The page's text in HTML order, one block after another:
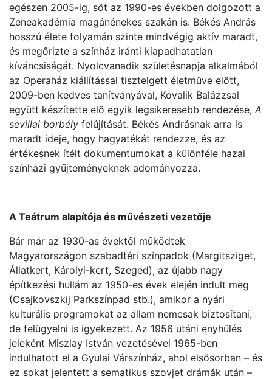
egészen 2005-ig, sőt az 1990-es években dolgozott a
Zeneakadémia magánénekes szakán is. Békés András
hosszú élete folyamán szinte mindvégig aktív maradt,
és megőrizte a színház iránti kiapadhatatlan
kíváncsiságát. Nyolcvanadik születésnapja alkalmából
az Operaház kiállítással tisztelgett életműve előtt,
2009-ben kedves tanítványával, Kovalik Balázzsal
együtt készítette elő egyik legsikeresebb rendezése, A
sevillai borbély felújítását. Békés Andrásnak arra is
maradt ideje, hogy hagyatékát rendezze, és az
értékesnek ítélt dokumentumokat a különféle hazai
színházi gyűjteményeknek adományozza.
A Teátrum alapítója és művészeti vezetője
Bár már az 1930-as évektől működtek
Magyarországon szabadtéri színpadok (Margitsziget,
Állatkert, Károlyi-kert, Szeged), az újabb nagy
építkezési hullám az 1950-es évek elején indult meg
(Csajkovszkij Parkszínpad stb.), amikor a nyári
kulturális programokat az állam nemcsak biztosítani,
de felügyelni is igyekezett. Az 1956 utáni enyhülés
jeleként Miszlay István vezetésével 1965-ben
indulhatott el a Gyulai Várszínház, ahol elsősorban – és
ez sokat jelentett a sematikus szovjet drámák után –